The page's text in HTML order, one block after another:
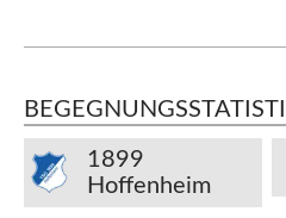
1899
Hoffenheim